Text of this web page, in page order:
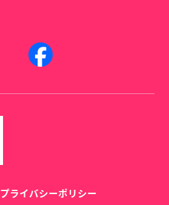
プライバシーポリシー